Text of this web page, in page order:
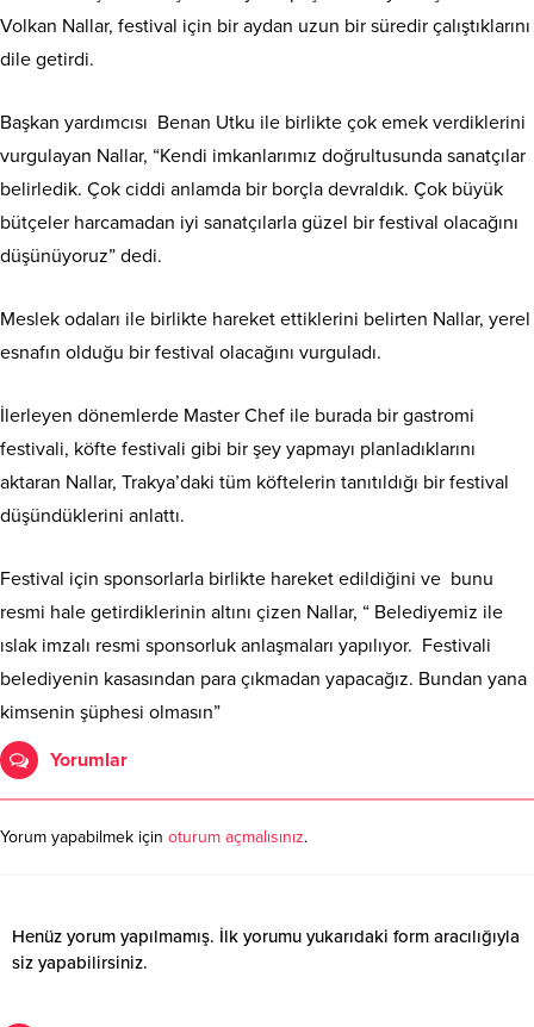
Volkan Nallar, festival için bir aydan uzun bir süredir çalıştıklarını
dile getirdi.
Başkan yardımcısı Benan Utku ile birlikte çok emek verdiklerini
vurgulayan Nallar, “Kendi imkanlarımız doğrultusunda sanatçılar
belirledik. Çok ciddi anlamda bir borçla devraldık. Çok büyük
bütçeler harcamadan iyi sanatçılarla güzel bir festival olacağını
düşünüyoruz” dedi.
Meslek odaları ile birlikte hareket ettiklerini belirten Nallar, yerel
esnafın olduğu bir festival olacağını vurguladı.
İlerleyen dönemlerde Master Chef ile burada bir gastromi
festivali, köfte festivali gibi bir şey yapmayı planladıklarını
aktaran Nallar, Trakya’daki tüm köftelerin tanıtıldığı bir festival
düşündüklerini anlattı.
Festival için sponsorlarla birlikte hareket edildiğini ve bunu
resmi hale getirdiklerinin altını çizen Nallar, “ Belediyemiz ile
ıslak imzalı resmi sponsorluk anlaşmaları yapılıyor. Festivali
belediyenin kasasından para çıkmadan yapacağız. Bundan yana
kimsenin şüphesi olmasın”
Yorumlar
Yorum yapabilmek için oturum açmalısınız.
Henüz yorum yapılmamış. İlk yorumu yukarıdaki form aracılığıyla
siz yapabilirsiniz.